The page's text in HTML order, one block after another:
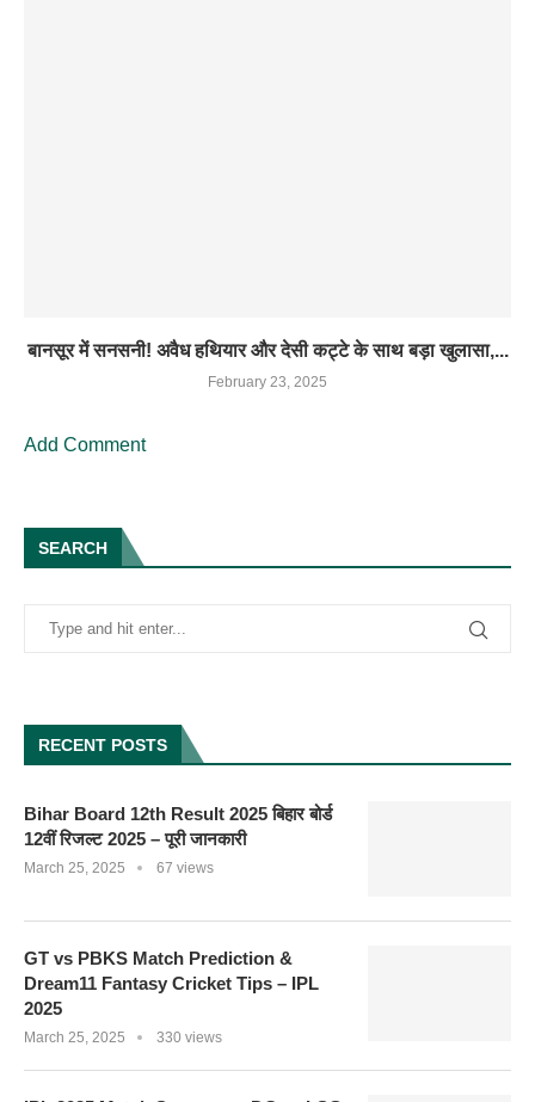
बानसूर में सनसनी! अवैध हथियार और देसी कट्टे के साथ बड़ा खुलासा,...
February 23, 2025
Add Comment
SEARCH
RECENT POSTS
Bihar Board 12th Result 2025 बिहार बोर्ड
12वीं रिजल्ट 2025 – पूरी जानकारी
March 25, 2025 67 views
GT vs PBKS Match Prediction &
Dream11 Fantasy Cricket Tips – IPL
2025
March 25, 2025 330 views